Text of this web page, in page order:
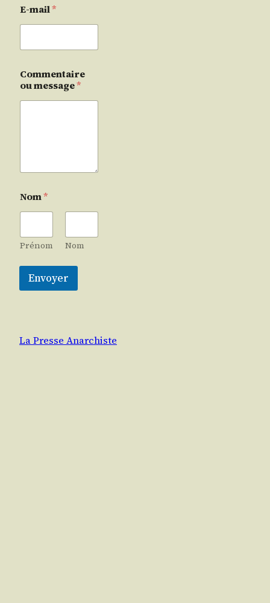
E-mail*
Commentaire
ou message*
Nom*
Prénom Nom
Envoyer
La Presse Anarchiste